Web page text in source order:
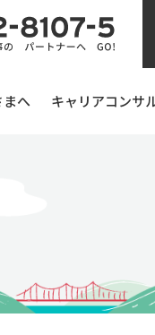
まへ キャリアコンサ